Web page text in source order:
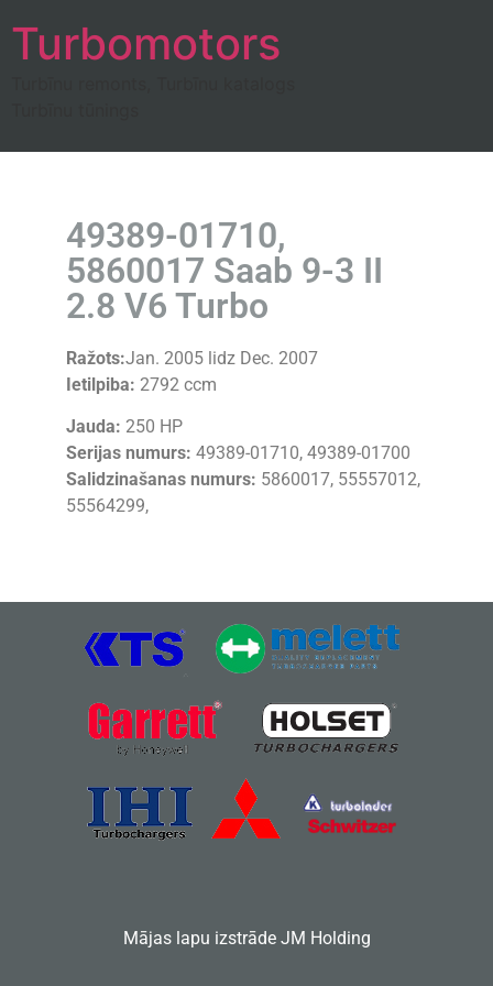
Turbomotors
49389-01710,
5860017 Saab 9-3 II
2.8 V6 Turbo
Ražots:Jan. 2005 lidz Dec. 2007
Ietilpiba: 2792 ccm
Jauda: 250 HP
Serijas numurs: 49389-01710, 49389-01700
Salidzinašanas numurs: 5860017, 55557012,
55564299,
Mājas lapu izstrādeJM Holding